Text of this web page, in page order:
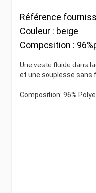
Référence
Couleur : beige
Composition :
Une veste fluide dans
et une souplesse sans
Composition: 96%